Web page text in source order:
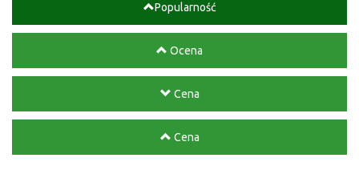
Popularność
Ocena
Cena
Cena